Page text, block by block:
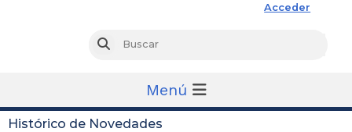
Acceder
Buscar
Menú
Histórico de Novedades